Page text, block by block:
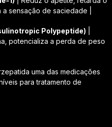
sensação de saciedade |
Polypeptide)
potencializa a perda de peso
uma das medicações
para tratamento de